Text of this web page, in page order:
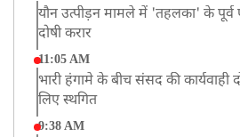
यौन उत्पीड़न मामले में 'तहलका' के
दोषी करार
11:05 AM
भारी हंगामे के बीच संसद की
लिए स्थगित
9:38 AM